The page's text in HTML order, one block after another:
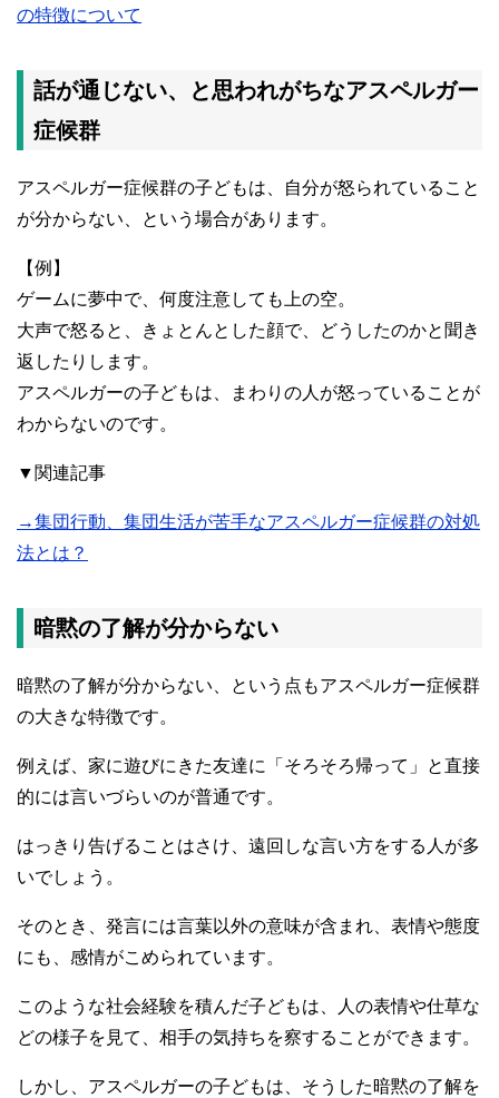
の特徴について
話が通じない、と思われがちなアスペルガー
症候群
アスペルガー症候群の子どもは、自分が怒られていること
が分からない、という場合があります。
【例】
ゲームに夢中で、何度注意しても上の空。
大声で怒ると、きょとんとした顔で、どうしたのかと聞き
返したりします。
アスペルガーの子どもは、まわりの人が怒っていることが
わからないのです。
▼関連記事
→集団行動、集団生活が苦手なアスペルガー症候群の対処
法とは？
暗黙の了解が分からない
暗黙の了解が分からない、という点もアスペルガー症候群
の大きな特徴です。
例えば、家に遊びにきた友達に「そろそろ帰って」と直接
的には言いづらいのが普通です。
はっきり告げることはさけ、遠回しな言い方をする人が多
いでしょう。
そのとき、発言には言葉以外の意味が含まれ、表情や態度
にも、感情がこめられています。
このような社会経験を積んだ子どもは、人の表情や仕草な
どの様子を見て、相手の気持ちを察することができます。
しかし、アスペルガーの子どもは、そうした暗黙の了解を